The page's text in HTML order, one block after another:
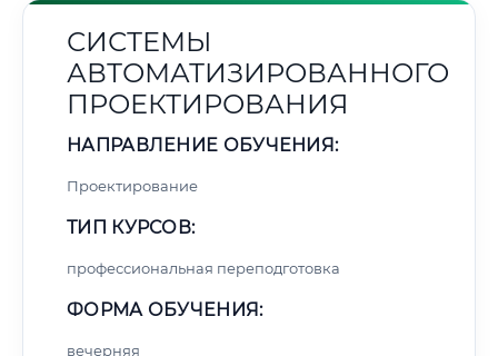
СИСТЕМЫ
АВТОМАТИЗИРОВАННОГО
ПРОЕКТИРОВАНИЯ
НАПРАВЛЕНИЕ ОБУЧЕНИЯ:
Проектирование
ТИП КУРСОВ:
профессиональная переподготовка
ФОРМА ОБУЧЕНИЯ:
вечерняя